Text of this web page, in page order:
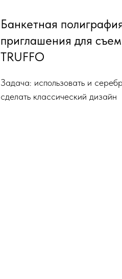
Банкетная
приглашения для
TRUFFO
Задача: использовать и
сделать классический дизайн